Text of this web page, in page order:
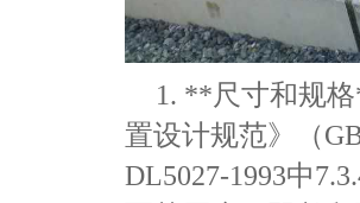
1. **尺寸和规
置设计规范》（
DL5027-1993中